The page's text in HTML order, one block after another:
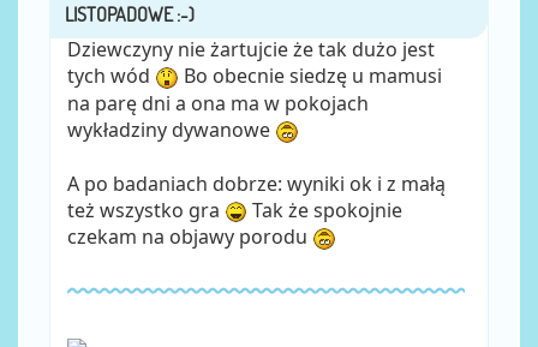
Dziewczyny nie żartujcie że tak dużo jest
tych wód
Bo obecnie siedzę u mamusi
na parę dni a ona ma w pokojach
wykładziny dywanowe
A po badaniach dobrze: wyniki ok i z małą
też wszystko gra
Tak że spokojnie
czekam na objawy porodu